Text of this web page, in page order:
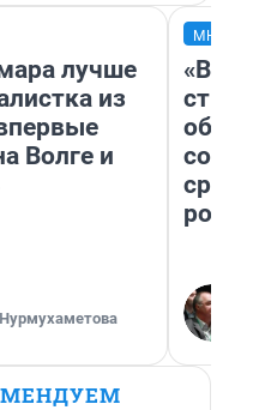
лучше
из
Волге и
«В